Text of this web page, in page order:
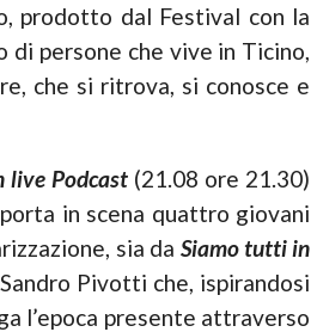
prodotto dal Festival con la
di persone che vive in Ticino,
che si ritrova, si conosce e
live Podcast(21.08 ore 21.30)
in scena quattro giovani
sia da Siamo tutti in
Pivotti che, ispirandosi
l’epoca presente attraverso